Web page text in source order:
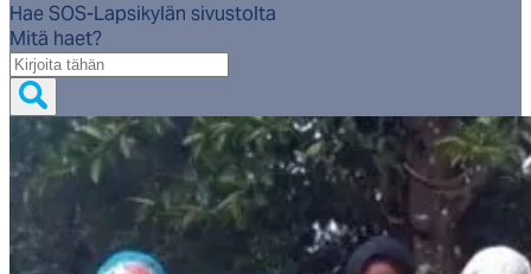
Hae SOS-Lapsikylän sivustolta
Mitä haet?
Mitä
haet?